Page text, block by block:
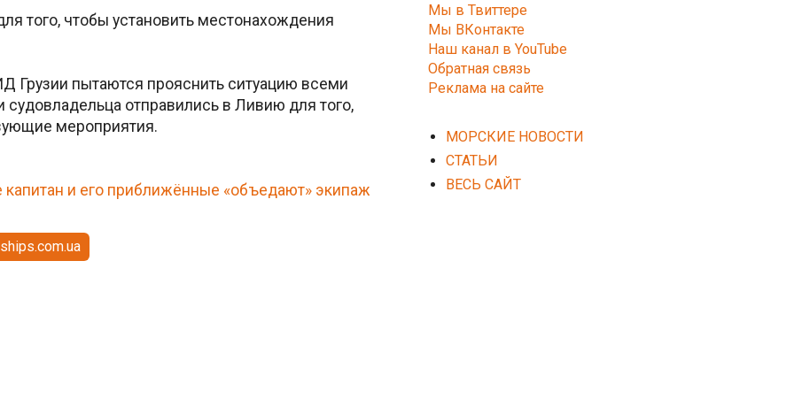
того, чтобы установить местонахождения
Грузии пытаются прояснить ситуацию всеми
отправились в Ливию для того,
мероприятия.
и его приближённые «объедают» экипаж
ships.com.ua
Мы в Твиттере
Мы ВКонтакте
Наш канал в YouTube
Обратная связь
Реклама на сайте
МОРСКИЕ НОВОСТИ
СТАТЬИ
ВЕСЬ САЙТ